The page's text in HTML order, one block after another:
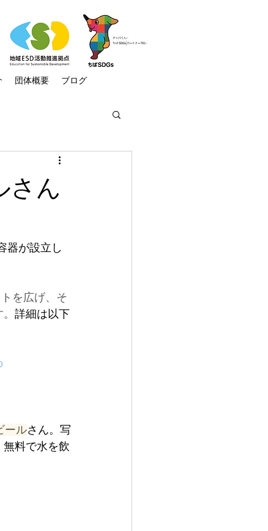
団体概要 ブログ
生可能エネルギー
さん
器が設立し
を広げ、そ
詳細は以下
ールさん。写
料で水を飲